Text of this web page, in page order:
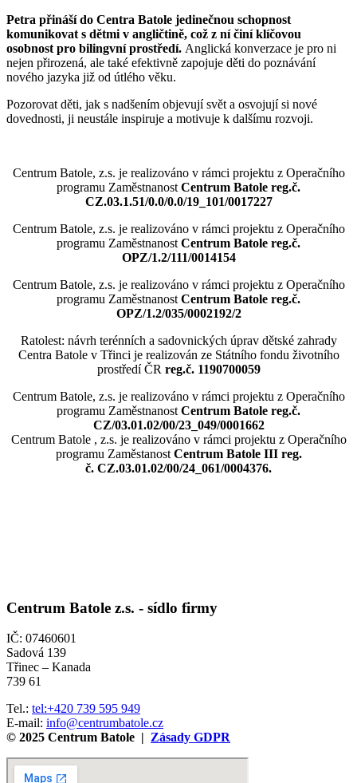
Petra přináší do Centra Batole jedinečnou schopnost
komunikovat s dětmi v angličtině, což z ní činí klíčovou
osobnost pro bilingvní prostředí. Anglická konverzace je pro ni
nejen přirozená, ale také efektivně zapojuje děti do poznávání
nového jazyka již od útlého věku.
Pozorovat děti, jak s nadšením objevují svět a osvojují si nové
dovednosti, ji neustále inspiruje a motivuje k dalšímu rozvoji.
Centrum Batole, z.s. je realizováno v rámci projektu z Operačního
programu Zaměstnanost Centrum Batole reg.č.
CZ.03.1.51/0.0/0.0/19_101/0017227
Centrum Batole, z.s. je realizováno v rámci projektu z Operačního
programu Zaměstnanost Centrum Batole reg.č.
OPZ/1.2/111/0014154
Centrum Batole, z.s. je realizováno v rámci projektu z Operačního
programu Zaměstnanost Centrum Batole reg.č.
OPZ/1.2/035/0002192/2
Ratolest: návrh terénních a sadovnických úprav dětské zahrady
Centra Batole v Třinci je realizován ze Státního fondu životního
prostředí ČR reg.č. 1190700059
Centrum Batole, z.s. je realizováno v rámci projektu z Operačního
programu Zaměstnanost Centrum Batole reg.č.
CZ/03.01.02/00/23_049/0001662
Centrum Batole , z.s. je realizováno v rámci projektu z Operačního
programu Zaměstanost Centrum Batole III reg.
č. CZ.03.01.02/00/24_061/0004376.
Centrum Batole z.s. - sídlo firmy
IČ: 07460601
Sadová 139
Třinec – Kanada
739 61
Tel.: tel:+420 739 595 949
E-mail: info@centrumbatole.cz
© 2025 Centrum Batole | Zásady GDPR